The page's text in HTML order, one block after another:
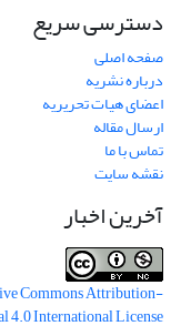
دسترسی سریع
صفحه اصلی
درباره نشریه
اعضای هیات تحریریه
ارسال مقاله
تماس با ما
نقشه سایت
آخرین اخبار
Commons Attribution-
4.0 International License